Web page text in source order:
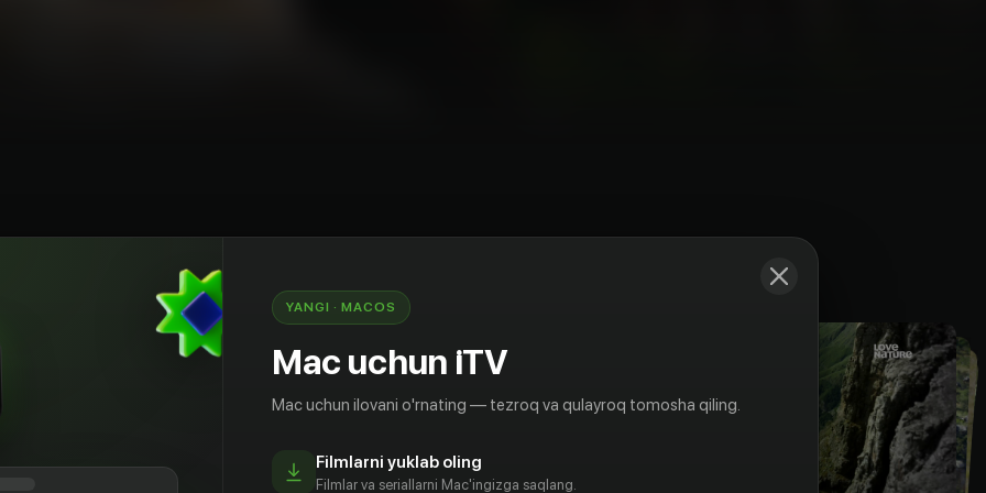
лет плодородные экосистемы Южной
тайн. Откройте для себя
биоразнообразия, спрятанные внутри.
YANGI · MACOS
Mac uchun iTV
Mac uchun ilovani o'rnating — tezroq va qulayroq tomosha qiling.
Filmlarni yuklab oling
Filmlar va seriallarni Mac'ingizga saqlang.